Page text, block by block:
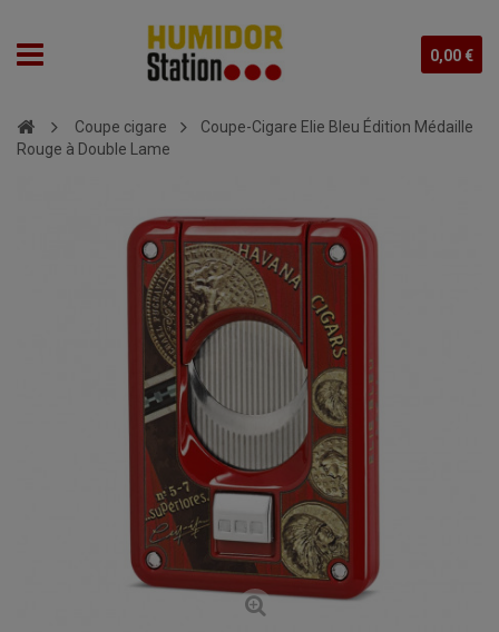
0,00 €
Coupe cigare
Coupe-Cigare Elie Bleu Édition Médaille
Rouge à Double Lame